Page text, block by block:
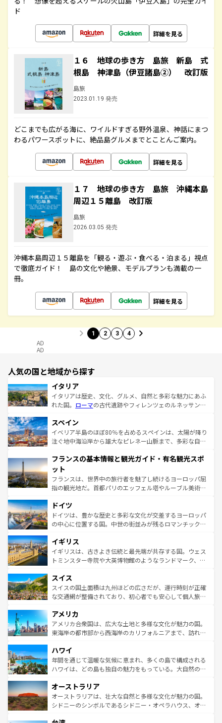
ド
詳細を見る
１６ 地球の歩き方 島旅 新島 式
根島 神津島（伊豆諸島②） 改訂版
島旅
2023.01.19 発売
どこまでも広がる海に、ワイルドすぎる野外温泉、神話にまつ
わるパワースポットに、絶品島グルメまでとことんご案内。
詳細を見る
１７ 地球の歩き方 島旅 沖縄本島
周辺１５離島 改訂版
島旅
2026.03.05 発売
沖縄本島周辺１５離島を「観る・遊ぶ・食べる・泊まる」視点
で徹底ガイド！ 島の文化や絶景、モデルプランも満載の一
冊。
詳細を見る
1 2 3 4
AD
AD
人気の国と地域から探す
イタリア
イタリアは歴史、文化、グルメ、自然と多彩な魅力にあふ
れた国。 ローマの古代遺跡やフィレンツェのルネッサンス
ろん、トスカーナの美しい田園風景やアマルフィ海岸の絶
景など、自然景観も見逃せない。観光の合間には、本場の
ピザやパスタなど、絶品のイタリア料理を堪能することも
ませてくれるイタリアで、忘れられない旅をしてみよう！
なお、新着のイタリア情報は
しい。
スペイン
イベリア半島のほぼ80％を占めるスペインは、太陽が降り
注ぐ地中海沿岸から雄大なピレネー山脈まで、多彩な自然
文化が根付くこの国では、情熱的なフラメンコ、熱気あふ
れる闘牛、そして美味しいタパスが生活の一部となってい
る。首都マドリードの洗練された雰囲気や、バルセロナの
アートに溢れた街角から、地方では古代ローマ遺跡や中世
せる。地方によって風土や気候が異なるスペインはその個
性で訪れる人を魅了する。 なお、新着のスペイン情報は コ
ンテンツ一覧を参照してほしい。
フランスの基本情報と観光ガイド・有名観光スポ
ット
フランスは、世界中の旅行者を魅了し続けるヨーロッパ屈
指の観光地だ。首都パリのエッフェル塔やルーブル美術館
で、幅広い魅力が詰まっている。華麗な宮殿、歴史的な大
聖堂、美しいビーチ、そして豊かな自然が、訪れる者を心
から魅了する。また、フランスは美食の国としても知ら
いる。シャンパンの発祥地であるランス、プロヴァンスの
香り高いラベンダー畑など、多彩な楽しみ方が可能だ。さ
らに、パリ以外の地域にも魅力が溢れており、どの街角に
れる地方に足を運ぶとそれぞれで全く異なる文化を体験で
きるだろう。 なお、新着のフランス情報はコンテンツ一覧
を参照してほしい。
ドイツ
ドイツは、豊かな歴史と多彩な文化が交差するヨーロッパ
の中心に位置する国。中世の街並みが残るロマンチック街
顔を持つこの国は、どこを歩いても飽きることがない。ベ
ルリンの文化的活気、バイエルン州のアルプスの絶景、そ
してライン川沿いのワイン畑といった風景は必見。ビール
は、お酒好きな人にはぜひ体験してほしい。 なお、新着の
ドイツ情報はコンテンツ一覧を参照してほしい。
イギリス
イギリスは、古きよき伝統と最先端が共存する国。ウェス
トミンスター寺院や大英博物館のようなランドマーク、歴
リアごとに異なる魅力がある。また、優雅なアフタヌーン
ティー、ビール好きにはたまらない英国パブ、サッカー観
戦など、本場だからこそできる体験も豊富。イギリスを旅
ンツ一覧を参照してほしい。
スイス
スイスの国土面積は九州ほどの広さだが、運行時刻が正確
な交通網が整備されており、初心者でも安心して個人旅行
の建物がそのまま残る町や、スイスならではのユニークな
博物館もあり、アルプス観光だけでなく町歩きも満喫する
ことができる。国民の所得が高いため物価も高いが、旅行
ば市内交通費無料で観光を楽しむこともできる。 なお、新
着のスイス情報はコンテンツ一覧 を参照してほしい。
アメリカ
アメリカ合衆国は、広大な土地と多様な文化が魅力の国。
東海岸の都市部から西海岸のカリフォルニアまで、訪れる
のような巨大都市は、観光、ショッピング、エンターテイ
ンメントが詰まった刺激的なスポットだ。一方、アメリカ
西部には大自然が広がり、グランドキャニオンやイエロー
部のニューオーリンズでは、音楽と美食が融合した独特の
文化が魅力。旅行者はアメリカの各地域で異なる魅力を楽
しみながら、その多様性と豊かな歴史を感じることができ
ハワイ
年間を通じて温暖な気候に恵まれ、多くの島で構成される
ハワイは、どの島も独自の魅力をもっている。大自然の神
ワイ島は見逃せない。また、定番の観光地といえばオアフ
島だが、静かな自然を求めるならマウイ島やカウアイ島が
おすすめ。エメラルドグリーンに輝く海をはじめ、豊かな
オーストラリア
オーストラリアは、壮大な自然と多様な文化が魅力の国。
シドニーのシンボルであるシドニー・オペラハウス、オー